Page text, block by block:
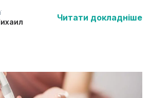
встановлюють формувач ясен.
конструкція і як це
Ізраїльської Стоматології
Читати докладніше